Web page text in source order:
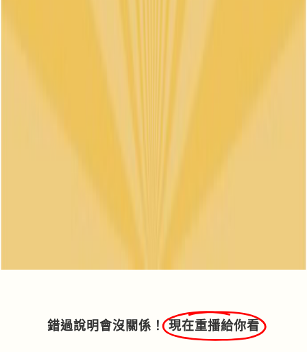
錯過說明會沒關係！ 現在重播給你看